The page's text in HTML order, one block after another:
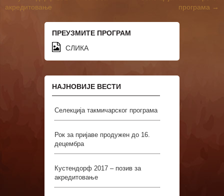
Post navigation
акредитовање
програма →
ПРЕУЗМИТЕ ПРОГРАМ
СЛИКА
НАЈНОВИЈЕ ВЕСТИ
Селекција такмичарског програма
Рок за пријаве продужен до 16.
децембра
Кустендорф 2017 – позив за
акредитовање